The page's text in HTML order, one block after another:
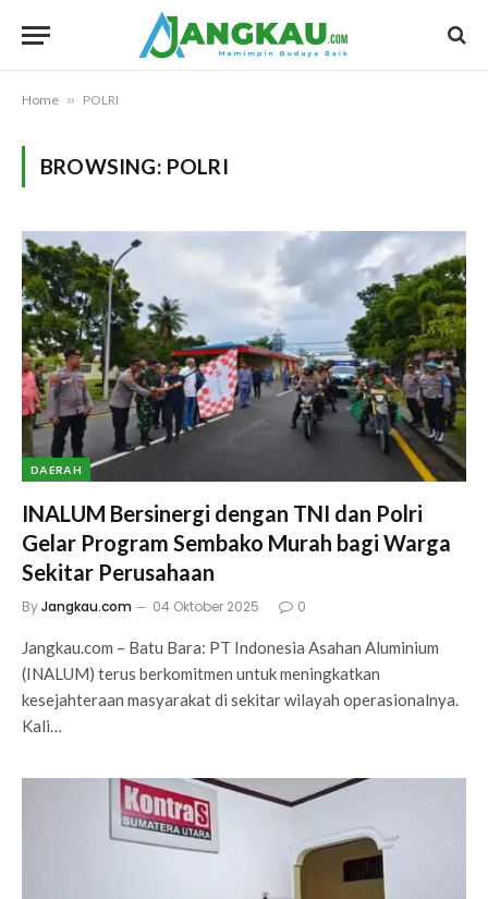
Home » POLRI
BROWSING: POLRI
DAERAH
INALUM Bersinergi dengan TNI dan Polri
Gelar Program Sembako Murah bagi Warga
Sekitar Perusahaan
ByJangkau.com 04 Oktober 2025 0
Jangkau.com – Batu Bara: PT Indonesia Asahan Aluminium
(INALUM) terus berkomitmen untuk meningkatkan
kesejahteraan masyarakat di sekitar wilayah operasionalnya.
Kali…